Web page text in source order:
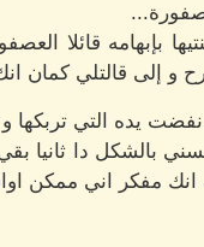
بإبهامه قائلا
و إلى قالتلي كمان
نفضت يده التي تربكها
بالشكل دا ثانيا
انك مفكر اني ممكن